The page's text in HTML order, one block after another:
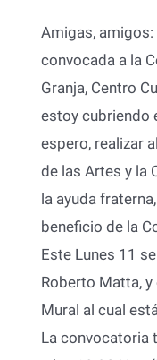
Amigas,
convocada a la
Granja, Centro
estoy cubriendo
espero, realizar
de las Artes y la
la ayuda
beneficio de la
Este Lunes 11
Roberto Matta,
Mural al cual
La convocatoria